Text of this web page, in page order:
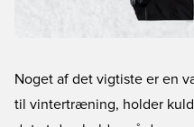
Noget af det vigtiste er en
til vintertræning, holder